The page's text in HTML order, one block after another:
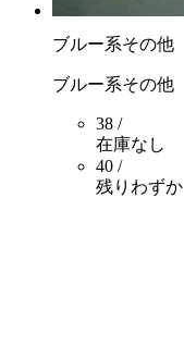
ブルー系その他
ブルー系その他
38 /
在庫なし
40 /
残りわずか